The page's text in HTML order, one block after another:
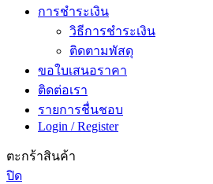
การชำระเงิน
วิธีการชำระเงิน
ติดตามพัสดุ
ขอใบเสนอราคา
ติดต่อเรา
รายการชื่นชอบ
Login / Register
ตะกร้าสินค้า
ปิด